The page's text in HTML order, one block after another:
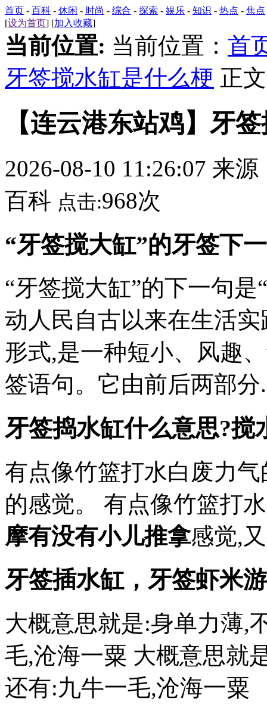
首页 - 百科 - 休闲 - 时尚 - 综合 - 探索 - 娱乐 - 知识 - 热点 - 焦点
[设为首页] [加入收藏]
当前位置: 当前位置： 首
牙签搅水缸是什么梗 正文
【连云港东站鸡】牙
2026-08-10 11:26:07 来源
百科 点击:968次
“牙签搅大缸”的牙签下
“牙签搅大缸”的下一句
动人民自古以来在生活
形式,是一种短小、风趣
签语句。它由前后两部分
牙签捣水缸什么意思?搅
有点像竹篮打水白废力
的感觉。 有点像竹篮打
摩有没有小儿推拿感觉,
牙签插水缸，牙签虾米
大概意思就是:身单力薄,
毛,沧海一粟 大概意思就
还有:九牛一毛,沧海一粟